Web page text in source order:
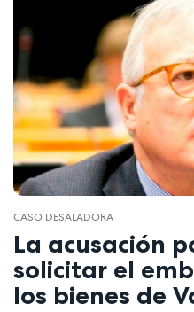
CASO DESALADORA
La acusación
solicitar el
los bienes de